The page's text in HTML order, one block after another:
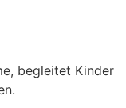
begleitet Kinder